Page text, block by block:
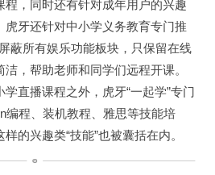
程，同时还有针对成年用户的兴趣
虎牙还针对中小学义务教育专门推
蔽所有娱乐功能板块，只保留在线
，帮助老师和同学们远程开课。
直播课程之外，虎牙“一起学”专门
编程、装机教程、雅思等技能培
的兴趣类“技能”也被囊括在内。